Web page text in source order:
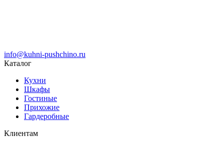
info@kuhni-pushchino.ru
Каталог
Кухни
Шкафы
Гостиные
Прихожие
Гардеробные
Клиентам